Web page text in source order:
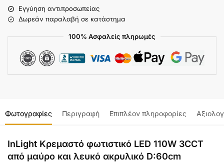
Εγγύηση αντιπροσωπείας
Δωρεάν παραλαβή σε κατάστημα
100% Ασφαλείς πληρωμές
Φωτογραφίες Περιγραφή Επιπλέον πληροφορίες
InLight Κρεμαστό φωτιστικό LED 110W 3CCT
από μαύρο και λευκό ακρυλικό D:60cm